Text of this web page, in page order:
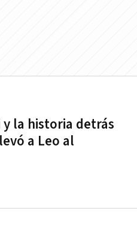
y la historia detrás
a Leo al